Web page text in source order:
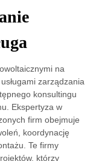
na
zarządzania
konsultingu
Ekspertyza w
firm obejmuje
koordynację
Te firmy
którzy